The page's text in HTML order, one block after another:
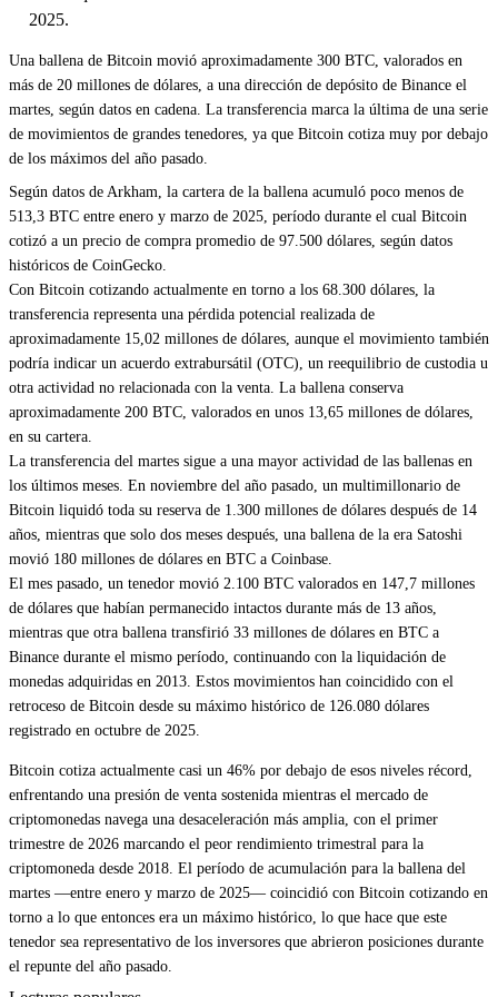
2025.
Una ballena de Bitcoin movió aproximadamente 300 BTC, valorados en
más de 20 millones de dólares, a una dirección de depósito de Binance el
martes, según datos en cadena. La transferencia marca la última de una serie
de movimientos de grandes tenedores, ya que Bitcoin cotiza muy por debajo
de los máximos del año pasado.
Según datos de Arkham, la cartera de la ballena acumuló poco menos de
513,3 BTC entre enero y marzo de 2025, período durante el cual Bitcoin
cotizó a un precio de compra promedio de 97.500 dólares, según datos
históricos de CoinGecko.
Con Bitcoin cotizando actualmente en torno a los 68.300 dólares, la
transferencia representa una pérdida potencial realizada de
aproximadamente 15,02 millones de dólares, aunque el movimiento también
podría indicar un acuerdo extrabursátil (OTC), un reequilibrio de custodia u
otra actividad no relacionada con la venta. La ballena conserva
aproximadamente 200 BTC, valorados en unos 13,65 millones de dólares,
en su cartera.
La transferencia del martes sigue a una mayor actividad de las ballenas en
los últimos meses. En noviembre del año pasado, un multimillonario de
Bitcoin liquidó toda su reserva de 1.300 millones de dólares después de 14
años, mientras que solo dos meses después, una ballena de la era Satoshi
movió 180 millones de dólares en BTC a Coinbase.
El mes pasado, un tenedor movió 2.100 BTC valorados en 147,7 millones
de dólares que habían permanecido intactos durante más de 13 años,
mientras que otra ballena transfirió 33 millones de dólares en BTC a
Binance durante el mismo período, continuando con la liquidación de
monedas adquiridas en 2013. Estos movimientos han coincidido con el
retroceso de Bitcoin desde su máximo histórico de 126.080 dólares
registrado en octubre de 2025.
Bitcoin cotiza actualmente casi un 46% por debajo de esos niveles récord,
enfrentando una presión de venta sostenida mientras el mercado de
criptomonedas navega una desaceleración más amplia, con el primer
trimestre de 2026 marcando el peor rendimiento trimestral para la
criptomoneda desde 2018. El período de acumulación para la ballena del
martes —entre enero y marzo de 2025— coincidió con Bitcoin cotizando en
torno a lo que entonces era un máximo histórico, lo que hace que este
tenedor sea representativo de los inversores que abrieron posiciones durante
el repunte del año pasado.